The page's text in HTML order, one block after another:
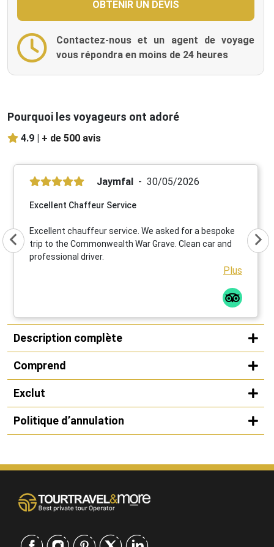
Contactez-nous et un agent de voyage
vous répondra en moins de 24 heures
Pourquoi les voyageurs ont adoré
4.9 | + de 500 avis
Jaymfal 30/05/2026
Excellent Chaffeur Service
Excellent chauffeur service. We asked for a bespoke
trip to the Commonwealth War Grave. Clean car and
professional driver.
Plus
Description complète
Comprend
Exclut
Politique d’annulation